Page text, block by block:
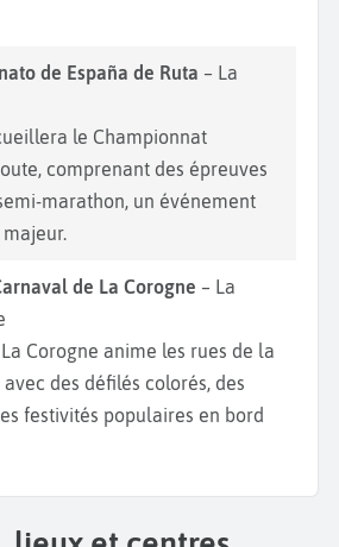
de España de Ruta – La
le Championnat
comprenant des épreuves
marathon, un événement
de La Corogne – La
Corogne anime les rues de la
des défilés colorés, des
festivités populaires en bord